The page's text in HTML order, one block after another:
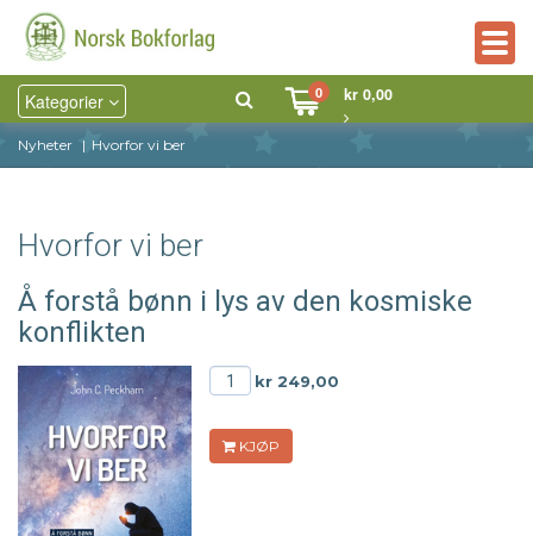
Kategorier
0 kr 0,00
Nyheter Hvorfor vi ber
Hvorfor vi ber
Å forstå bønn i lys av den kosmiske
konflikten
kr 249,00
KJØP